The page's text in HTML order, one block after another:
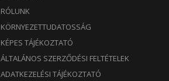
RÓLUNK
KÖRNYEZETTUDATOSSÁG
KÉPES TÁJÉKOZTATÓ
ÁLTALÁNOS SZERZŐDÉSI FELTÉTELEK
ADATKEZELÉSI TÁJÉKOZTATÓ